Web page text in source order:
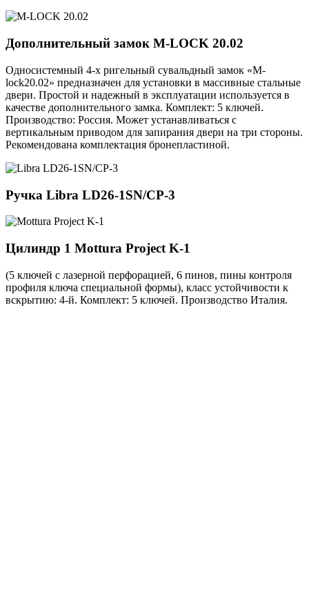
Дополнительный замок M-LOCK 20.02
Односистемный 4-х ригельный сувальдный замок «M-
lock20.02» предназначен для установки в массивные стальные
двери. Простой и надежный в эксплуатации используется в
качестве дополнительного замка. Комплект: 5 ключей.
Производство: Россия. Может устанавливаться с
вертикальным приводом для запирания двери на три стороны.
Рекомендована комплектация бронепластиной.
Ручка Libra LD26-1SN/CP-3
Цилиндр 1 Mottura Project K-1
(5 ключей с лазерной перфорацией, 6 пинов, пины контроля
профиля ключа специальной формы), класс устойчивости к
вскрытию: 4-й. Комплект: 5 ключей. Производство Италия.